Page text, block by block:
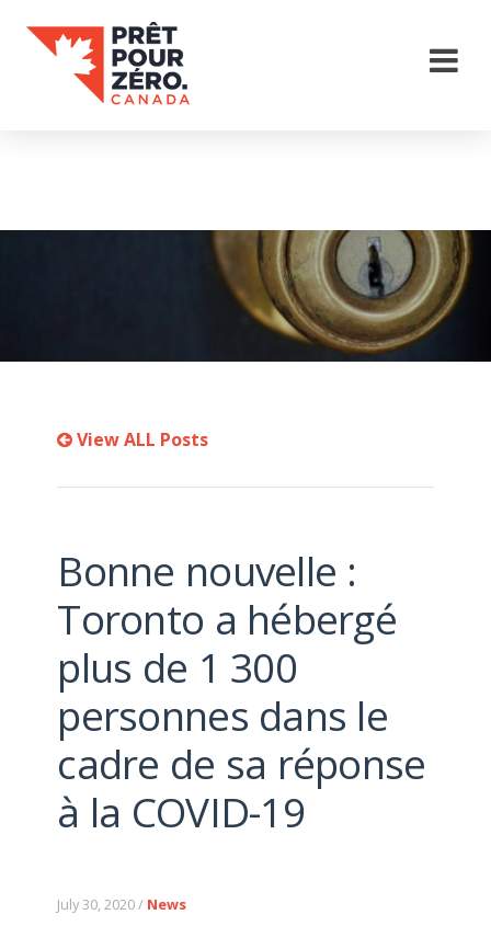
View ALL Posts
Bonne nouvelle :
Toronto a hébergé
plus de 1 300
personnes dans le
cadre de sa réponse
à la COVID-19
July 30, 2020 / News